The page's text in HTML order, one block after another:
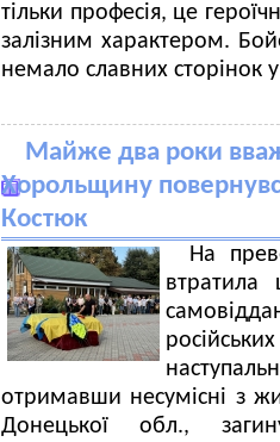
тільки професія, це
залізним характером.
немало славних сторінок
Майже два роки
Хорольщину
Костюк
На
отримавши несумісні з
Донецької обл.,